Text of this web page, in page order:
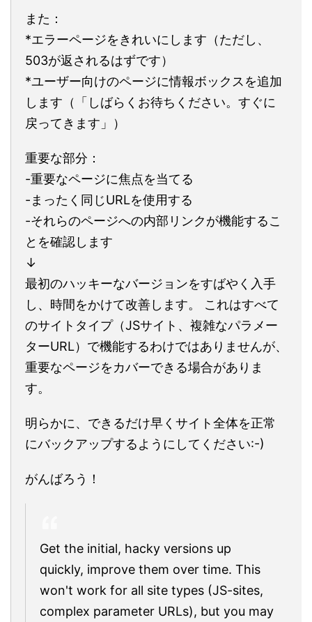
また：
*エラーページをきれいにします（ただし、
503が返されるはずです）
*ユーザー向けのページに情報ボックスを追加
します（「しばらくお待ちください。すぐに
戻ってきます」）
重要な部分：
-重要なページに焦点を当てる
-まったく同じURLを使用する
-それらのページへの内部リンクが機能するこ
とを確認します
↓
最初のハッキーなバージョンをすばやく入手
し、時間をかけて改善します。 これはすべて
のサイトタイプ（JSサイト、複雑なパラメー
ターURL）で機能するわけではありませんが、
重要なページをカバーできる場合がありま
す。
明らかに、できるだけ早くサイト全体を正常
にバックアップするようにしてください:-)
がんばろう！
Get the initial, hacky versions up
quickly, improve them over time. This
won't work for all site types (JS-sites,
complex parameter URLs), but you may